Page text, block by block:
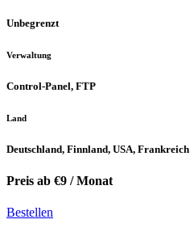
Unbegrenzt
Verwaltung
Control-Panel, FTP
Land
Deutschland, Finnland, USA, Frankreich
Preis ab €9 / Monat
Bestellen